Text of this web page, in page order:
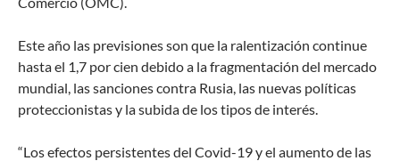
Este año las previsiones son que la ralentización continue
hasta el 1,7 por cien debido a la fragmentación del mercado
mundial, las sanciones contra Rusia, las nuevas políticas
proteccionistas y la subida de los tipos de interés.
“Los efectos persistentes del Covid-19 y el aumento de las